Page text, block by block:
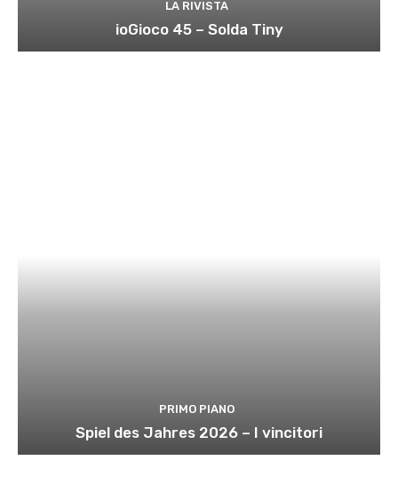
LA RIVISTA
ioGioco 45 – Solda Tiny
PRIMO PIANO
Spiel des Jahres 2026 – I vincitori